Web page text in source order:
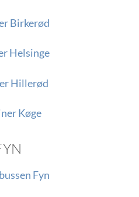
Birkerød
Helsinge
Hillerød
Køge
Fyn